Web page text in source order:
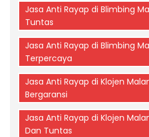
Jasa Anti Rayap di Blimbing
Tuntas
Jasa Anti Rayap di Blimbing
Terpercaya
Jasa Anti Rayap di Klojen
Bergaransi
Jasa Anti Rayap di Klojen
Dan Tuntas